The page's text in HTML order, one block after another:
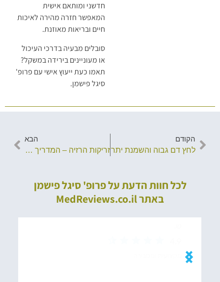
חדשני ומותאם אישית
המאפשר חזרה מהירה לאיכות
חיים ובריאות מאוזנת.
סובלים מבעיה בדרכי העיכול
או מעוניינים בירידה במשקל?
תאמו כעת ייעוץ אישי עם פרופ'
סיגל פישמן.
הקודם
לחץ דם גבוה והשמנת יתר
הבא
זריקות הרזיה – המדריך המלא
לכל חוות הדעת על פרופ' סיגל פישמן
באתר MedReviews.co.il